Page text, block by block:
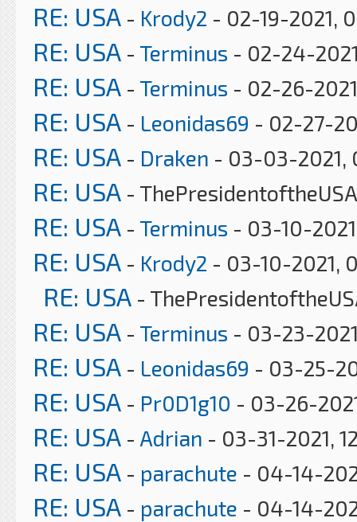
RE: USA - Krody2 - 02-19-2021,
RE: USA - Terminus - 02-24-
RE: USA - Terminus - 02-26-
RE: USA - Leonidas69 - 02-27-
RE: USA - Draken - 03-03-2021,
RE: USA -
RE: USA - Terminus - 03-10-
RE: USA - Krody2 - 03-10-2021,
RE: USA -
RE: USA - Terminus - 03-23-
RE: USA - Leonidas69 - 03-25-
RE: USA - Pr0D1g10 - 03-26-
RE: USA - Adrian - 03-31-2021,
RE: USA - parachute - 04-14-
RE: USA - parachute - 04-14-